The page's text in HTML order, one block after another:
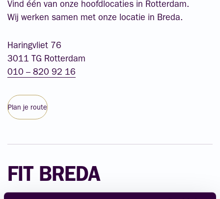
Vind één van onze hoofdlocaties in Rotterdam.
Wij werken samen met onze locatie in Breda.
Haringvliet 76
3011 TG Rotterdam
010 – 820 92 16
Plan je route
FIT BREDA